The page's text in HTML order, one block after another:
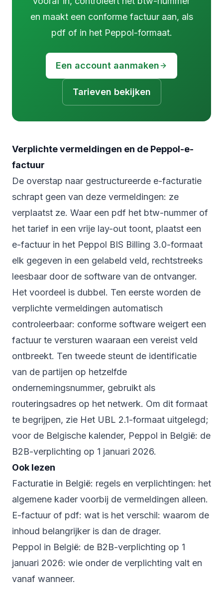
en maakt een conforme factuur aan, als
pdf of in het Peppol-formaat.
Een account aanmaken
Tarieven bekijken
Verplichte vermeldingen en de Peppol-e-
factuur
De overstap naar gestructureerde e-facturatie
schrapt geen van deze vermeldingen: ze
verplaatst ze. Waar een pdf het btw-nummer of
het tarief in een vrije lay-out toont, plaatst een
e-factuur in het Peppol BIS Billing 3.0-formaat
elk gegeven in een gelabeld veld, rechtstreeks
leesbaar door de software van de ontvanger.
Het voordeel is dubbel. Ten eerste worden de
verplichte vermeldingen automatisch
controleerbaar: conforme software weigert een
factuur te versturen waaraan een vereist veld
ontbreekt. Ten tweede steunt de identificatie
van de partijen op hetzelfde
ondernemingsnummer, gebruikt als
routeringsadres op het netwerk. Om dit formaat
te begrijpen, zie Het UBL 2.1-formaat uitgelegd;
voor de Belgische kalender, Peppol in België: de
B2B-verplichting op 1 januari 2026.
Ook lezen
Facturatie in België: regels en verplichtingen: het
algemene kader voorbij de vermeldingen alleen.
E-factuur of pdf: wat is het verschil: waarom de
inhoud belangrijker is dan de drager.
Peppol in België: de B2B-verplichting op 1
januari 2026: wie onder de verplichting valt en
vanaf wanneer.